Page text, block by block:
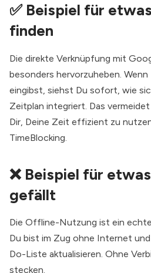
✅ Beispiel für
finden
Die direkte Verknüpfung mit
besonders hervorzuheben.
eingibst, siehst Du sofort, wie
Zeitplan integriert. Das
Dir, Deine Zeit effizient zu
TimeBlocking.
❌ Beispiel für
gefällt
Die Offline-Nutzung ist ein
Du bist im Zug ohne Internet
Do-Liste aktualisieren. Ohne
stecken.